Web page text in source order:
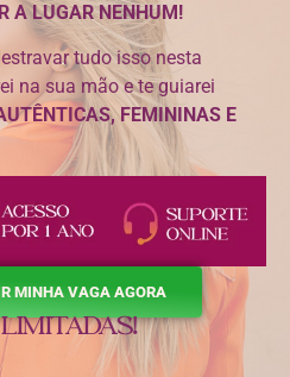
A LUGAR NENHUM!
tudo isso nesta
na sua mão e te guiarei
FEMININAS E
MINHA VAGA AGORA